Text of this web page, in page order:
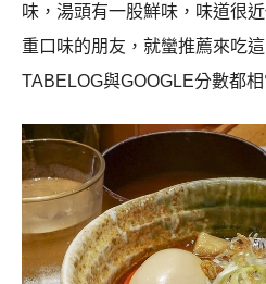
味，湯頭有一股鮮味，味道很
重口味的朋友，就蠻推薦來吃
TABELOG與GOOGLE分數都